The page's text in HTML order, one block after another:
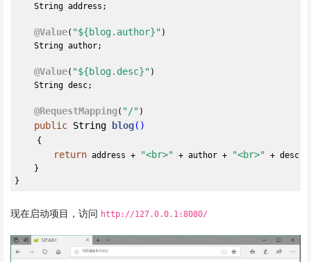
    String address;
@Value( "${blog.author}" )
    String author;
@Value( "${blog.desc}" )
    String desc;
@RequestMapping( "/" )
public String blog()
{
return address + "<br>" + author + "<br>" + desc;
    }
现在启动项目，访问 http://127.0.0.1:8080/